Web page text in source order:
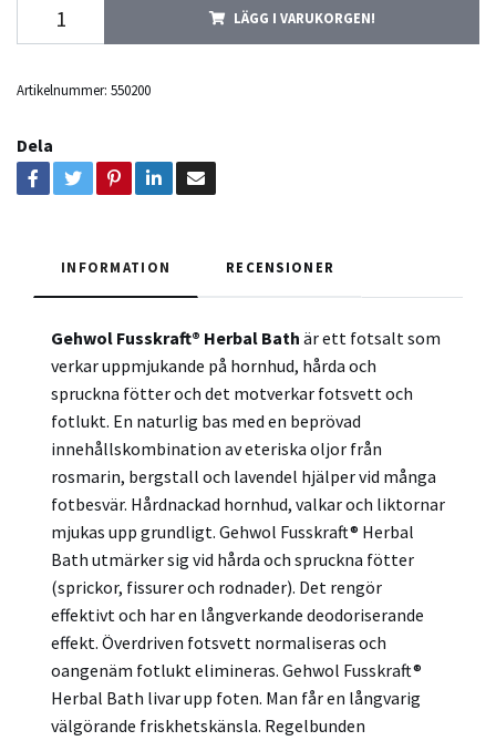
LÄGG I VARUKORGEN!
Artikelnummer: 550200
Dela
INFORMATION RECENSIONER
Gehwol Fusskraft® Herbal Bath är ett fotsalt som
verkar uppmjukande på hornhud, hårda och
spruckna fötter och det motverkar fotsvett och
fotlukt. En naturlig bas med en beprövad
innehållskombination av eteriska oljor från
rosmarin, bergstall och lavendel hjälper vid många
fotbesvär. Hårdnackad hornhud, valkar och liktornar
mjukas upp grundligt. Gehwol Fusskraft® Herbal
Bath utmärker sig vid hårda och spruckna fötter
(sprickor, fissurer och rodnader). Det rengör
effektivt och har en långverkande deodoriserande
effekt. Överdriven fotsvett normaliseras och
oangenäm fotlukt elimineras. Gehwol Fusskraft®
Herbal Bath livar upp foten. Man får en långvarig
välgörande friskhetskänsla. Regelbunden